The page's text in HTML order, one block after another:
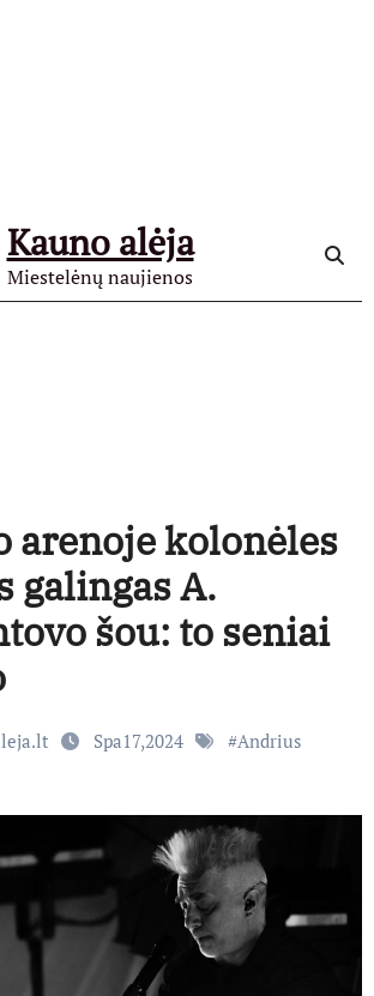
Kauno alėja
Miestelėnų naujienos
arenoje kolonėles
galingas A.
šou: to seniai
Spa17,2024 #Andrius